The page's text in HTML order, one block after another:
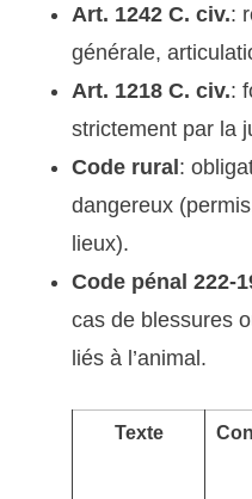
Art. 1242 C. civ.:
générale,
Art. 1218 C. civ.:
strictement par la
Code rural:
dangereux
lieux).
Code pénal 222-
cas de blessures
liés à l’animal.
Texte